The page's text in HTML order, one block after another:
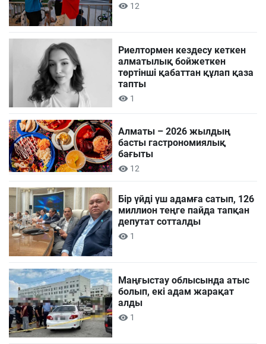
12
Риелтормен кездесу кеткен
алматылық бойжеткен
төртінші қабаттан құлап қаза
тапты
1
Алматы – 2026 жылдың
басты гастрономиялық
бағыты
12
Бір үйді үш адамға сатып, 126
миллион теңге пайда тапқан
депутат сотталды
1
Маңғыстау облысында атыс
болып, екі адам жарақат
алды
1